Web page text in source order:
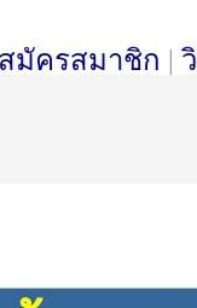
สมัครสมาชิก |